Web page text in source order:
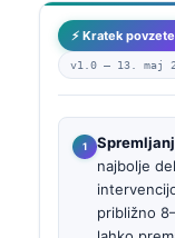
⚡ Kratek
v1.0 — 13. maj
najbolje
približno